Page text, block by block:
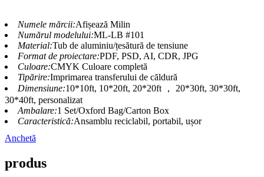
Numele mărcii:Afișează Milin
Numărul modelului:ML-LB #101
Material:Tub de aluminiu/țesătură de tensiune
Format de proiectare:PDF, PSD, AI, CDR, JPG
Culoare:CMYK Culoare completă
Tipărire:Imprimarea transferului de căldură
Dimensiune:10*10ft, 10*20ft, 20*20ft ， 20*30ft, 30*30ft,
30*40ft, personalizat
Ambalare:1 Set/Oxford Bag/Carton Box
Caracteristică:Ansamblu reciclabil, portabil, ușor
Anchetă
produs